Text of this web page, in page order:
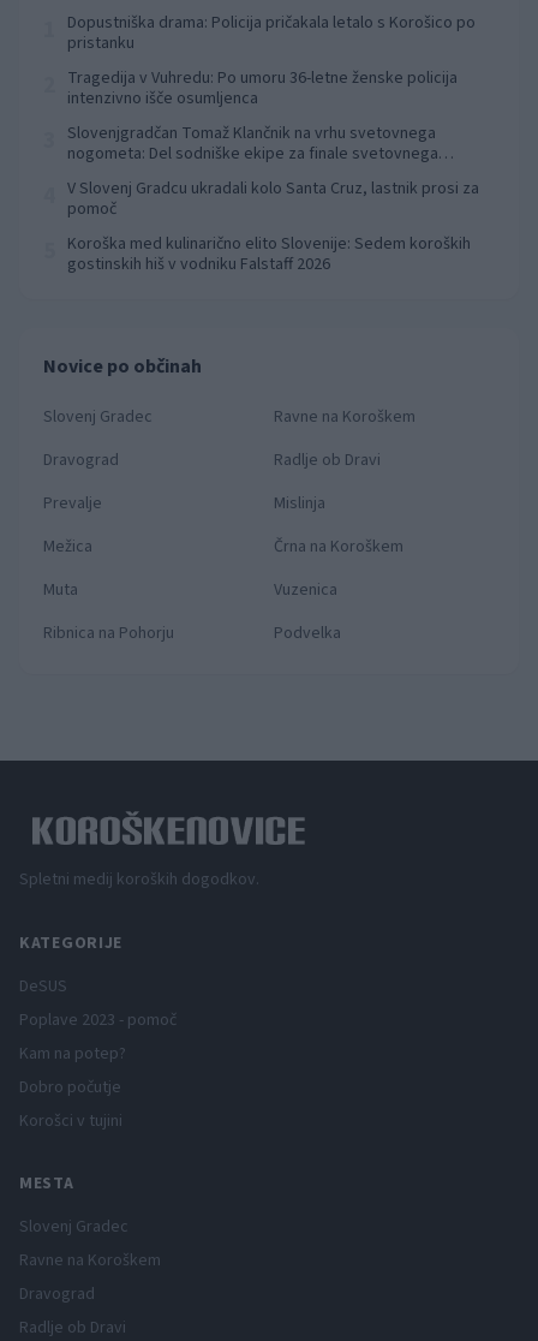
Dopustniška drama: Policija pričakala letalo s Korošico po
pristanku
Tragedija v Vuhredu: Po umoru 36-letne ženske policija
intenzivno išče osumljenca
Slovenjgradčan Tomaž Klančnik na vrhu svetovnega
nogometa: Del sodniške ekipe za finale svetovnega
V Slovenj Gradcu ukradali kolo Santa Cruz, lastnik prosi za
pomoč
Koroška med kulinarično elito Slovenije: Sedem koroških
gostinskih hiš v vodniku Falstaff 2026
Novice po občinah
Slovenj Gradec
Ravne na Koroškem
Dravograd
Radlje ob Dravi
Prevalje
Mislinja
Mežica
Črna na Koroškem
Muta
Vuzenica
Ribnica na Pohorju
Podvelka
Spletni medij koroških dogodkov.
KATEGORIJE
DeSUS
Poplave 2023 - pomoč
Kam na potep?
Dobro počutje
Korošci v tujini
MESTA
Slovenj Gradec
Ravne na Koroškem
Dravograd
Radlje ob Dravi